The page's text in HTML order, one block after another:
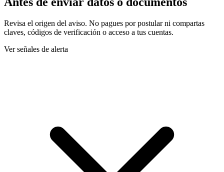
Revisa el origen del aviso. No pagues por postular ni compartas
claves, códigos de verificación o acceso a tus cuentas.
Ver señales de alerta